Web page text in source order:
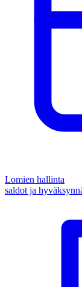
Lomien hallinta
saldot ja